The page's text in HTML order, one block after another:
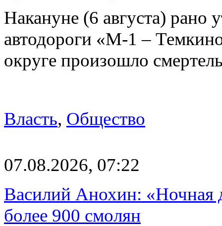
Накануне (6 августа) рано
автодороги «М-1 –
округе произошло
Власть, Общество
07.08.2026, 07:22
Василий Анохин: «Ночная
более 900 смолян